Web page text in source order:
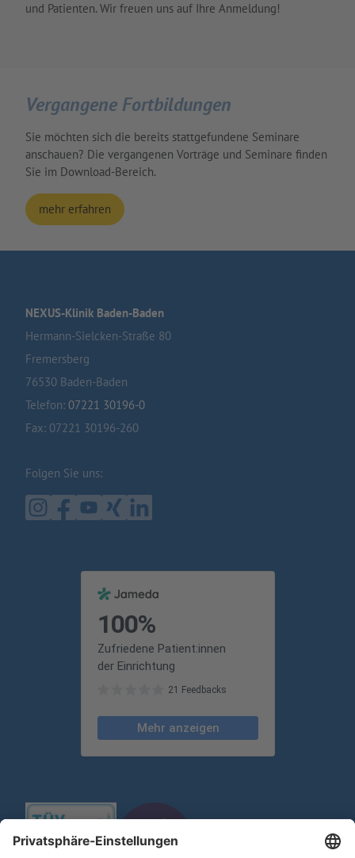
und Patienten. Wir freuen uns auf Ihre Anmeldung!
Vergangene Fortbildungen
Sie möchten sich die bereits stattgefundene Seminare
anschauen? Die vergangenen Vorträge und Seminare finden
Sie im Download-Bereich.
mehr erfahren
NEXUS-Klinik Baden-Baden
Hermann-Sielcken-Straße 80
Fremersberg
76530 Baden-Baden
Telefon: 07221 30196-0
Fax: 07221 30196-260
Folgen Sie uns: